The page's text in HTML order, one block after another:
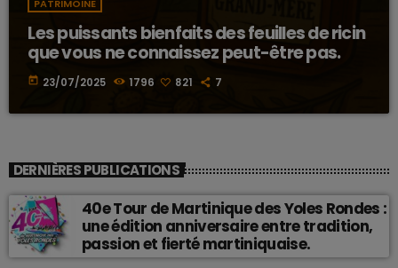
PATRIMOINE
Les puissants bienfaits des feuilles de ricin
que vous ne connaissez peut-être pas.
today 23/07/2025 1796 821 7
DERNIÈRES PUBLICATIONS
40e Tour de Martinique des Yoles Rondes :
une édition anniversaire entre tradition,
passion et fierté martiniquaise.